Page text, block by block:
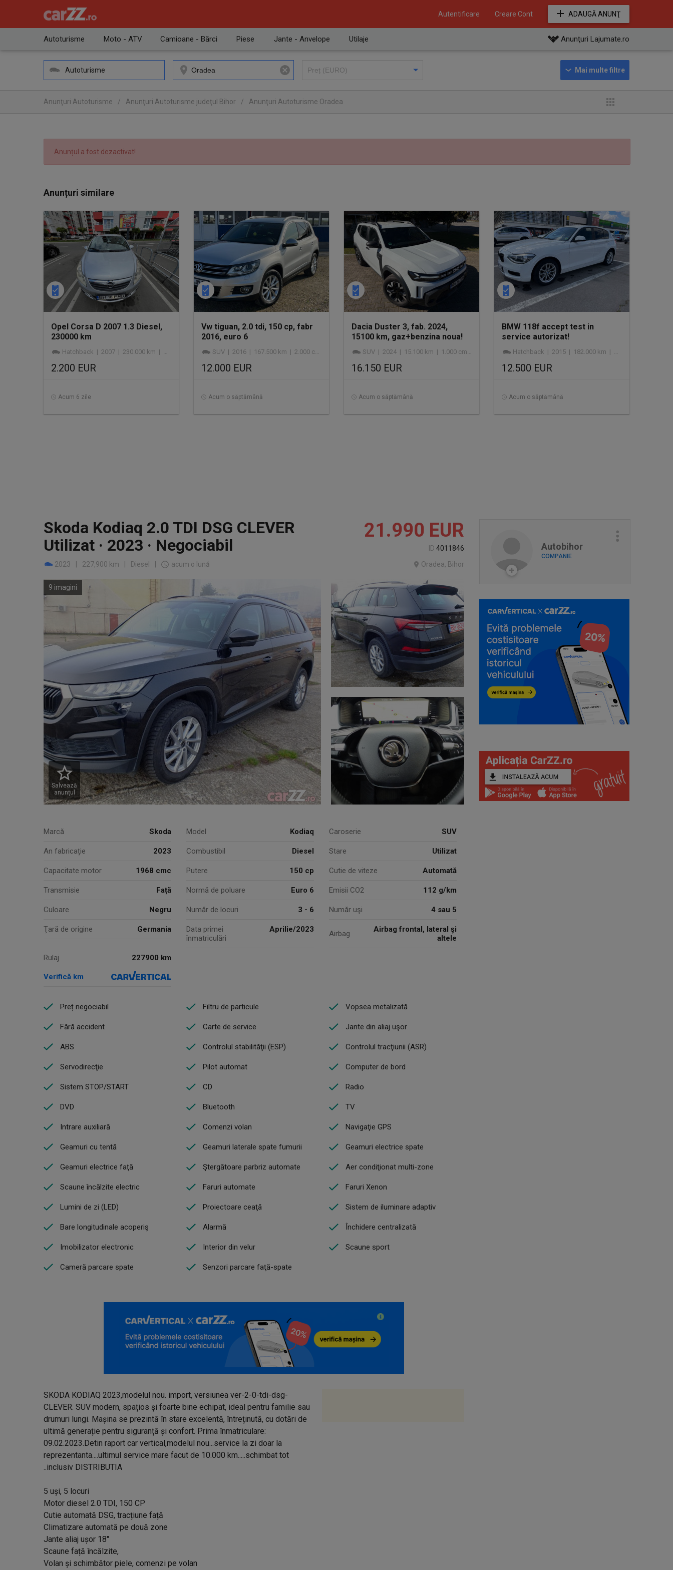
Autentificare Creare Cont ADAUGĂ ANUNŢ
Autoturisme Moto - ATV Camioane - Bărci Piese Jante - Anvelope Utilaje Anunţuri Lajumate.ro
Autoturisme
Anunţuri Autoturisme / Anunţuri Autoturisme judeţul Bihor / Anunţuri Autoturisme Oradea
Anunțul a fost dezactivat!
Anunțuri similare
Opel Corsa D 2007 1.3 Diesel,
230000 km
Hatchback | 2007 | 230.000 km | diesel
2.200 EUR
Acum 6 zile
Vw tiguan, 2.0 tdi, 150 cp, fabr
2016, euro 6
SUV | 2016 | 167.500 km | 2.000 cmc | diesel
12.000 EUR
Acum o săptămână
Dacia Duster 3, fab. 2024,
15100 km, gaz+benzina noua!
SUV | 2024 | 15.100 km | 1.000 cmc | GPL
16.150 EUR
Acum o săptămână
BMW 118f accept test in
service autorizat!
Hatchback | 2015 | 182.000 km | diesel
12.500 EUR
Acum o săptămână
Autobihor
COMPANIE
Skoda Kodiaq 2.0 TDI DSG CLEVER
Utilizat · 2023 · Negociabil
21.990 EUR
ID 4011846
2023
227,900 km Diesel acum o lună Oradea, Bihor
Salvează
anunțul
9 imagini
Marcă Skoda Model Kodiaq Caroserie SUV
An fabricație 2023 Combustibil Diesel Stare Utilizat
Capacitate motor 1968 cmc Putere 150 cp Cutie de viteze Automată
Transmisie Față Normă de poluare Euro 6 Emisii CO2 112 g/km
Culoare Negru Număr de locuri 3 - 6 Număr uşi 4 sau 5
Ţară de origine Germania
Data primei
înmatriculări
Aprilie/2023 Airbag
Airbag frontal, lateral şi
altele
Rulaj 227900 km
Verifică km
Preț negociabil Filtru de particule Vopsea metalizată
Fără accident Carte de service Jante din aliaj uşor
ABS Controlul stabilităţii (ESP) Controlul tracţiunii (ASR)
Servodirecţie Pilot automat Computer de bord
Sistem STOP/START CD Radio
DVD Bluetooth TV
Intrare auxiliară Comenzi volan Navigaţie GPS
Geamuri cu tentă Geamuri laterale spate fumurii Geamuri electrice spate
Geamuri electrice faţă Ştergătoare parbriz automate Aer condiţionat multi-zone
Scaune încălzite electric Faruri automate Faruri Xenon
Lumini de zi (LED) Proiectoare ceaţă Sistem de iluminare adaptiv
Bare longitudinale acoperiş Alarmă Închidere centralizată
Imobilizator electronic Interior din velur Scaune sport
Cameră parcare spate Senzori parcare faţă-spate
SKODA KODIAQ 2023,modelul nou. import, versiunea ver-2-0-tdi-dsg-
CLEVER. SUV modern, spațios și foarte bine echipat, ideal pentru familie sau
drumuri lungi. Mașina se prezintă în stare excelentă, întreținută, cu dotări de
ultimă generație pentru siguranță și confort. Prima înmatriculare:
09.02.2023.Detin raport car vertical,modelul nou...service la zi doar la
reprezentanta....ultimul service mare facut de 10.000 km.....schimbat tot
..inclusiv DISTRIBUTIA
5 uși, 5 locuri
Motor diesel 2.0 TDI, 150 CP
Cutie automată DSG, tracțiune față
Climatizare automată pe două zone
Jante aliaj ușor 18"
Scaune față încălzite,
Volan și schimbător piele, comenzi pe volan